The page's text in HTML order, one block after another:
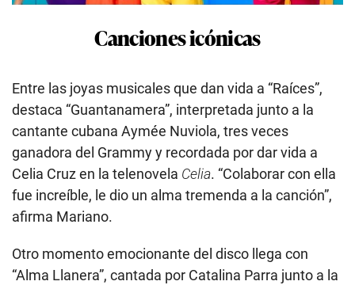
Canciones icónicas
Entre las joyas musicales que dan vida a “Raíces”,
destaca “Guantanamera”, interpretada junto a la
cantante cubana Aymée Nuviola, tres veces
ganadora del Grammy y recordada por dar vida a
Celia Cruz en la telenovela Celia. “Colaborar con ella
fue increíble, le dio un alma tremenda a la canción”,
afirma Mariano.
Otro momento emocionante del disco llega con
“Alma Llanera”, cantada por Catalina Parra junto a la